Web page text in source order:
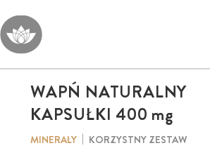
WAPŃ NATURALNY
KAPSUŁKI 400 mg
MINERAŁY KORZYSTNY ZESTAW